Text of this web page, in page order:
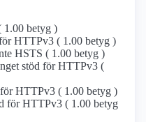
1.00 betyg )
HTTPv3 ( 1.00 betyg )
HSTS ( 1.00 betyg )
stöd för HTTPv3 (
HTTPv3 ( 1.00 betyg )
för HTTPv3 ( 1.00 betyg